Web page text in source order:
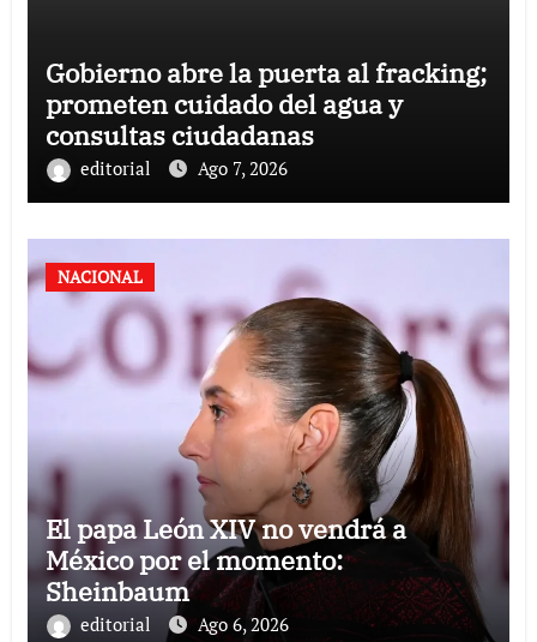
Gobierno abre la puerta al fracking;
prometen cuidado del agua y
consultas ciudadanas
editorial Ago 7, 2026
NACIONAL
El papa León XIV no vendrá a
México por el momento:
Sheinbaum
editorial Ago 6, 2026